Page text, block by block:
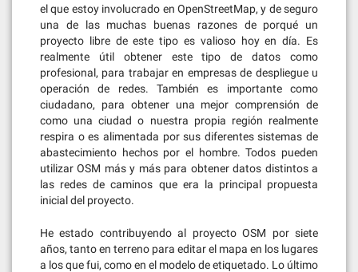
el que estoy involucrado en OpenStreetMap, y de seguro
una de las muchas buenas razones de porqué un
proyecto libre de este tipo es valioso hoy en día. Es
realmente útil obtener este tipo de datos como
profesional, para trabajar en empresas de despliegue u
operación de redes. También es importante como
ciudadano, para obtener una mejor comprensión de
como una ciudad o nuestra propia región realmente
respira o es alimentada por sus diferentes sistemas de
abastecimiento hechos por el hombre. Todos pueden
utilizar OSM más y más para obtener datos distintos a
las redes de caminos que era la principal propuesta
inicial del proyecto.
He estado contribuyendo al proyecto OSM por siete
años, tanto en terreno para editar el mapa en los lugares
a los que fui, como en el modelo de etiquetado. Lo último